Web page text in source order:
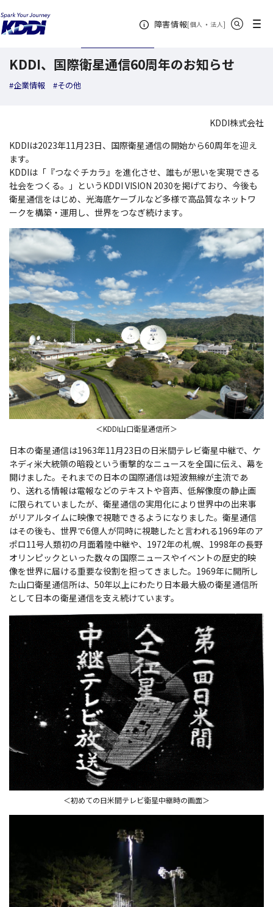
障害情報[個人 ・ 法人新規ウィンドウ
]
メニュー
KDDI、国際衛星通信60周年のお知らせ
#企業情報 #その他
KDDI株式会社
KDDIは2023年11月23日、国際衛星通信の開始から60周年を迎え
ます。
KDDIは「『つなぐチカラ』を進化させ、誰もが思いを実現できる
社会をつくる。」というKDDI VISION 2030を掲げており、今後も
衛星通信をはじめ、光海底ケーブルなど多様で高品質なネットワ
ークを構築・運用し、世界をつなぎ続けます。
＜KDDI山口衛星通信所＞
日本の衛星通信は1963年11月23日の日米間テレビ衛星中継で、ケ
ネディ米大統領の暗殺という衝撃的なニュースを全国に伝え、幕を
開けました。それまでの日本の国際通信は短波無線が主流であ
り、送れる情報は電報などのテキストや音声、低解像度の静止画
に限られていましたが、衛星通信の実用化により世界中の出来事
がリアルタイムに映像で視聴できるようになりました。衛星通信
はその後も、世界で6億人が同時に視聴したと言われる1969年のア
ポロ11号人類初の月面着陸中継や、1972年の札幌、1998年の長野
オリンピックといった数々の国際ニュースやイベントの歴史的映
像を世界に届ける重要な役割を担ってきました。1969年に開所し
た山口衛星通信所は、50年以上にわたり日本最大級の衛星通信所
として日本の衛星通信を支え続けています。
＜初めての日米間テレビ衛星中継時の画面＞